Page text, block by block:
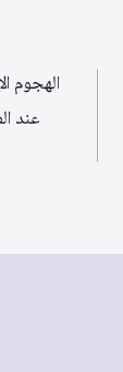
الهجوم
عند